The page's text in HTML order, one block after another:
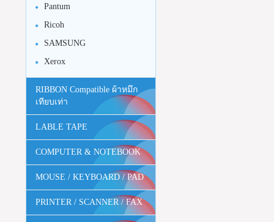
Pantum
Ricoh
SAMSUNG
Xerox
RIBBON Compatible ผ้าหมึก
เทียบเท่า
LABLE TAPE
COMPUTER & NOTEBOOK
MOUSE / KEYBOARD / PAD
PRINTER / SCANNER / FAX